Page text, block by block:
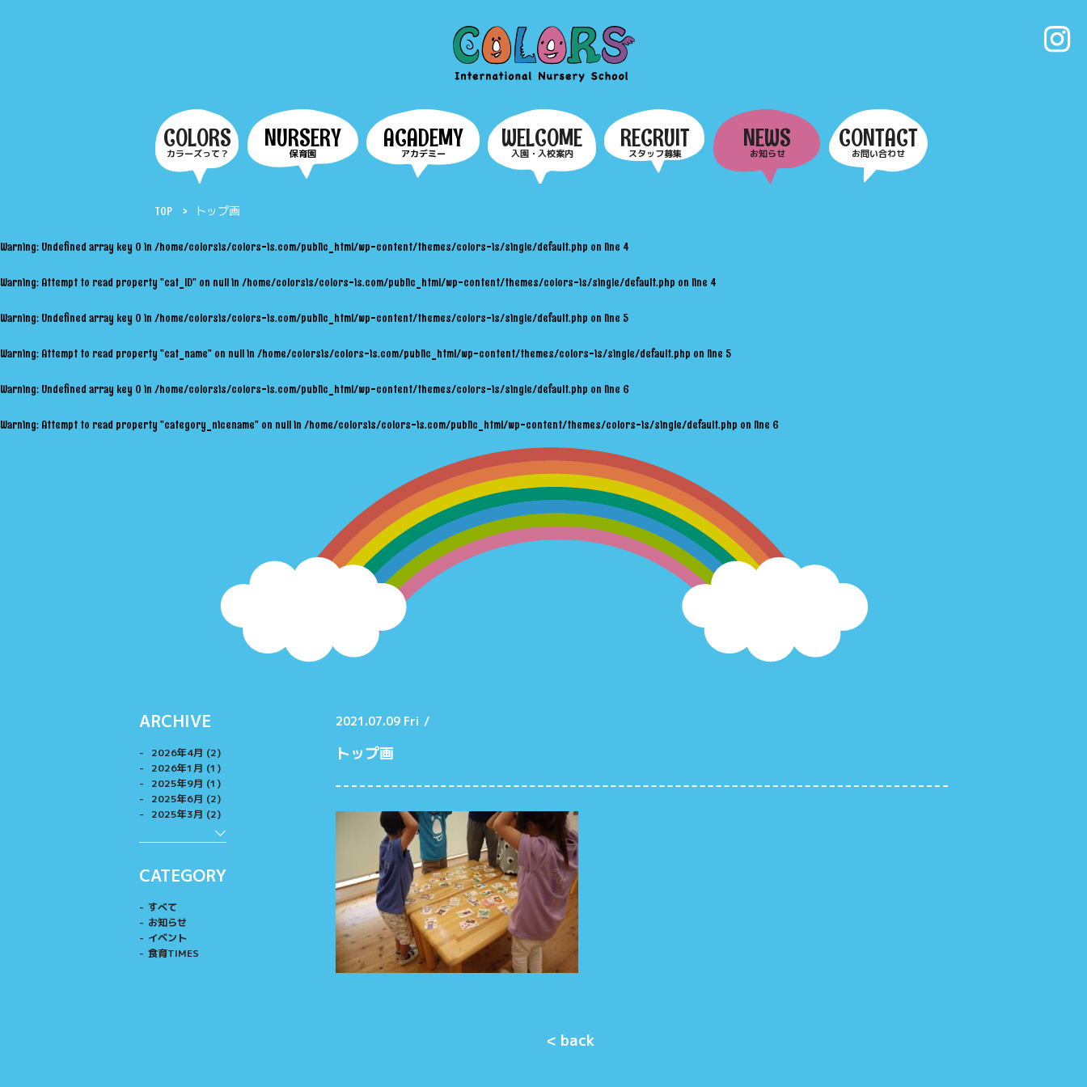
COLORS
カラーズって？
NURSERY
保育園
ACADEMY
アカデミー
WELCOME
入園・入校案内
RECRUIT
スタッフ募集
NEWS
お知らせ
CONTACT
お問い合わせ
TOP トップ画
Warning: Undefined array key 0 in /home/colorsis/colors-is.com/public_html/wp-content/themes/colors-is/single/default.php on line 4
Warning: Attempt to read property "cat_ID" on null in /home/colorsis/colors-is.com/public_html/wp-content/themes/colors-is/single/default.php on line 4
Warning: Undefined array key 0 in /home/colorsis/colors-is.com/public_html/wp-content/themes/colors-is/single/default.php on line 5
Warning: Attempt to read property "cat_name" on null in /home/colorsis/colors-is.com/public_html/wp-content/themes/colors-is/single/default.php on line 5
Warning: Undefined array key 0 in /home/colorsis/colors-is.com/public_html/wp-content/themes/colors-is/single/default.php on line 6
Warning: Attempt to read property "category_nicename" on null in /home/colorsis/colors-is.com/public_html/wp-content/themes/colors-is/single/default.php on line 6
ARCHIVE
2026年4月 (2)
2026年1月 (1)
2025年9月 (1)
2025年6月 (2)
2025年3月 (2)
CATEGORY
すべて
お知らせ
イベント
食育TIMES
2021.07.09 Fri /
トップ画
< back